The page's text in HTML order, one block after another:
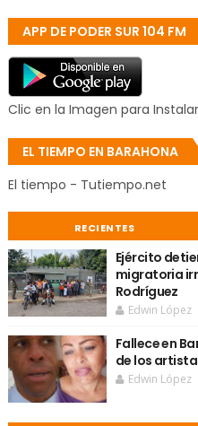
APP DE PODER SUR 104 FM
Clic en la Imagen para
EL TIEMPO EN BARAHONA
El tiempo - Tutiempo.net
RECIENTES
Ejército
migratoria
Rodríguez
Edwin López
Fallece en
de los
Edwin López